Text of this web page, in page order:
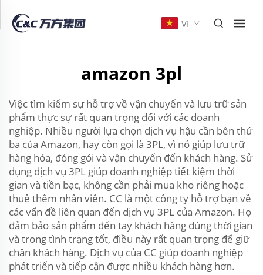
VI
amazon 3pl
Việc tìm kiếm sự hỗ trợ về vận chuyển và lưu trữ sản
phẩm thực sự rất quan trọng đối với các doanh
nghiệp. Nhiều người lựa chọn dịch vụ hậu cần bên thứ
ba của Amazon, hay còn gọi là 3PL, vì nó giúp lưu trữ
hàng hóa, đóng gói và vận chuyển đến khách hàng. Sử
dụng dịch vụ 3PL giúp doanh nghiệp tiết kiệm thời
gian và tiền bạc, không cần phải mua kho riêng hoặc
thuê thêm nhân viên. CC là một công ty hỗ trợ bạn về
các vấn đề liên quan đến dịch vụ 3PL của Amazon. Họ
đảm bảo sản phẩm đến tay khách hàng đúng thời gian
và trong tình trạng tốt, điều này rất quan trọng để giữ
chân khách hàng. Dịch vụ của CC giúp doanh nghiệp
phát triển và tiếp cận được nhiều khách hàng hơn.